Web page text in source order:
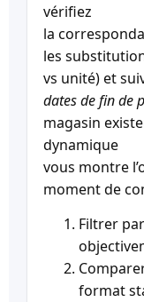
vérifiez
la
les
vs unité) et
dates de fin de
magasin
dynamique
vous montre
moment de
Filtrer par
format